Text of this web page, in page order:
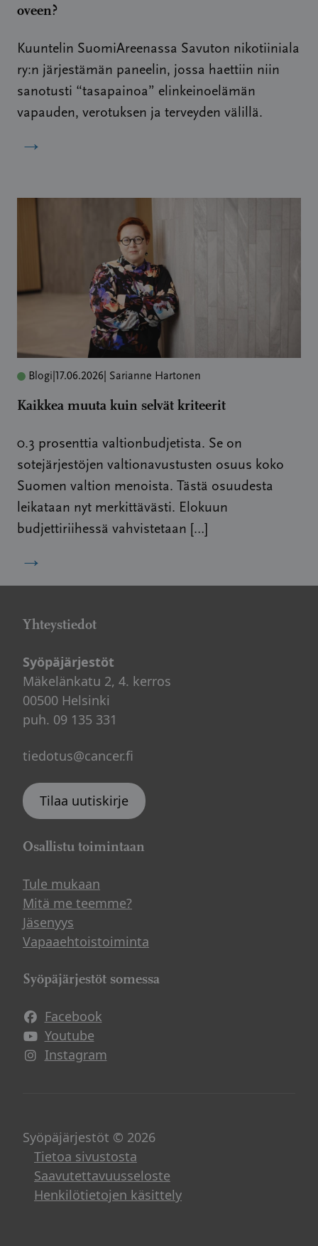
oveen?
Kuuntelin SuomiAreenassa Savuton nikotiiniala
ry:n järjestämän paneelin, jossa haettiin niin
sanotusti “tasapainoa” elinkeinoelämän
vapauden, verotuksen ja terveyden välillä.
→
Blogi 17.06.2026 | Sarianne Hartonen
Kaikkea muuta kuin selvät kriteerit
0.3 prosenttia valtionbudjetista. Se on
sotejärjestöjen valtionavustusten osuus koko
Suomen valtion menoista. Tästä osuudesta
leikataan nyt merkittävästi. Elokuun
budjettiriihessä vahvistetaan […]
→
Yhteystiedot
Syöpäjärjestöt
Mäkelänkatu 2, 4. kerros
00500 Helsinki
puh. 09 135 331
tiedotus@cancer.fi
Tilaa uutiskirje
Osallistu toimintaan
Tule mukaan
Mitä me teemme?
Jäsenyys
Vapaaehtoistoiminta
Syöpäjärjestöt somessa
Facebook
Avautuu uuteen ikkunaan
Youtube
Avautuu uuteen ikkunaan
Instagram
Avautuu uuteen ikkunaan
Syöpäjärjestöt © 2026
Tietoa sivustosta
Saavutettavuusseloste
Henkilötietojen käsittely